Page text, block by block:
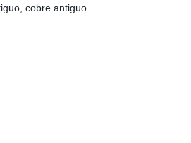
cobre antiguo